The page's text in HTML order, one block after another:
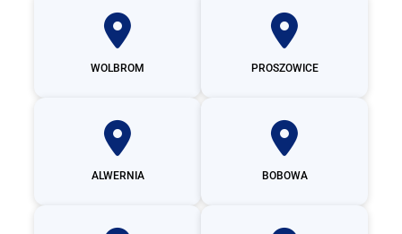
WOLBROM PROSZOWICE
ALWERNIA BOBOWA